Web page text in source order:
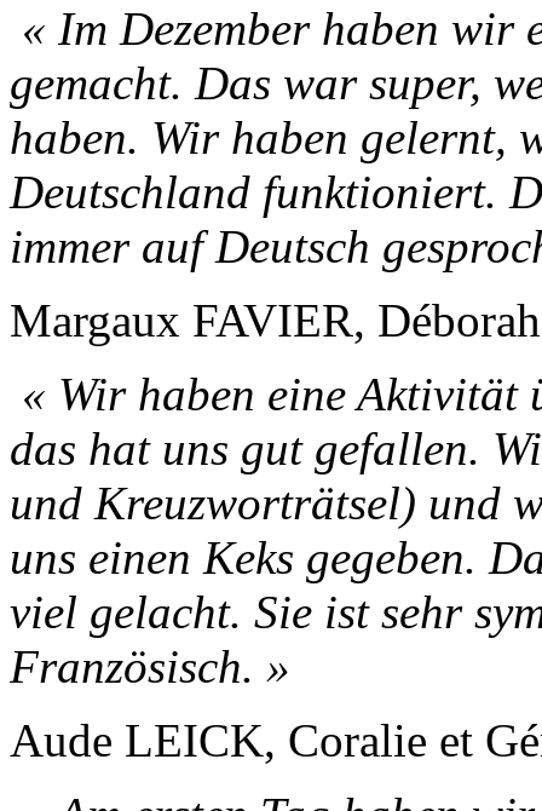
« Im Dezember haben wir
gemacht. Das war super,
haben. Wir haben gelernt,
Deutschland funktioniert.
immer auf Deutsch
Margaux FAVIER,
« Wir haben eine Aktivität
das hat uns gut gefallen.
und Kreuzworträtsel) und
uns einen Keks gegeben.
viel gelacht. Sie ist sehr
Französisch. »
Aude LEICK, Coralie et